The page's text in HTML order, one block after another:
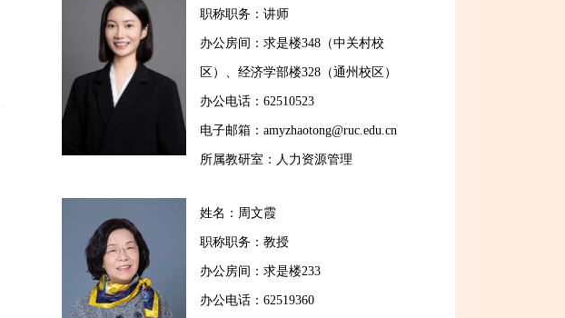
职称职务：讲师
办公房间：求是楼348（中关村校
区）、经济学部楼328（通州校区）
办公电话：62510523
电子邮箱：amyzhaotong@ruc.edu.cn
所属教研室：人力资源管理
姓名：周文霞
职称职务：教授
办公房间：求是楼233
办公电话：62519360